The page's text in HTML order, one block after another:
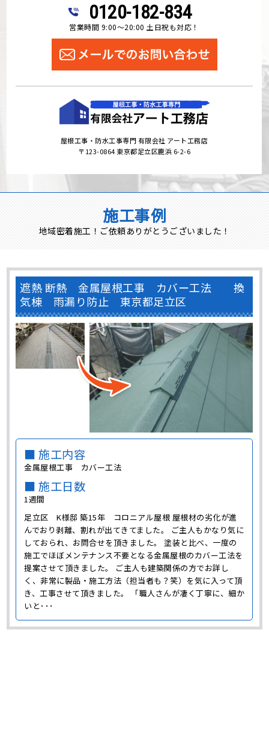
0120-182-834
営業時間 9:00～20:00 土日祝も対応！
屋根工事・防水工事専門 有限会社 アート工務店
〒123-0864 東京都足立区鹿浜 6-2-6
施工事例
地域密着施工！ご依頼ありがとうございました！
遮熱 断熱 金属屋根工事 カバー工法 換
気棟 雨漏り防止 東京都足立区
■ 施工内容
金属屋根工事 カバー工法
■ 施工日数
1週間
足立区 K様邸 築15年 コロニアル屋根 屋根材の劣化が進
んでおり剥離、割れが出てきてました。 ご主人もかなり気に
しておられ、お問合せを頂きました。 塗装と比べ、一度の
施工でほぼメンテナンス不要となる金属屋根のカバー工法を
提案させて頂きました。 ご主人も建築関係の方でお詳し
く、非常に製品・施工方法（担当者も？笑）を気に入って頂
き、工事させて頂きました。 「職人さんが凄く丁寧に、細か
いと･･･